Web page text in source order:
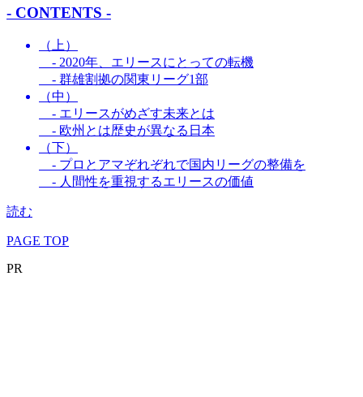
- CONTENTS -
（上）
- 2020年、エリースにとっての転機
- 群雄割拠の関東リーグ1部
（中）
- エリースがめざす未来とは
- 欧州とは歴史が異なる日本
（下）
- プロとアマぞれぞれで国内リーグの整備を
- 人間性を重視するエリースの価値
読む
PAGE TOP
PR